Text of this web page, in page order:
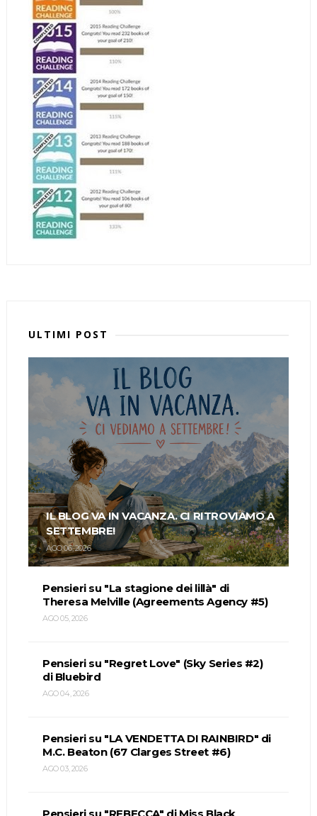
ULTIMI POST
IL BLOG VA IN VACANZA. CI RITROVIAMO A
SETTEMBRE!
AGO 06, 2026
Pensieri su "La stagione dei lillà" di
Theresa Melville (Agreements Agency #5)
AGO 05, 2026
Pensieri su "Regret Love" (Sky Series #2)
di Bluebird
AGO 04, 2026
Pensieri su "LA VENDETTA DI RAINBIRD" di
M.C. Beaton (67 Clarges Street #6)
AGO 03, 2026